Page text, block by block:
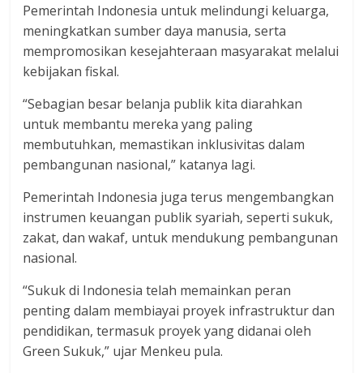
Pemerintah Indonesia untuk melindungi keluarga,
meningkatkan sumber daya manusia, serta
mempromosikan kesejahteraan masyarakat melalui
kebijakan fiskal.
“Sebagian besar belanja publik kita diarahkan
untuk membantu mereka yang paling
membutuhkan, memastikan inklusivitas dalam
pembangunan nasional,” katanya lagi.
Pemerintah Indonesia juga terus mengembangkan
instrumen keuangan publik syariah, seperti sukuk,
zakat, dan wakaf, untuk mendukung pembangunan
nasional.
“Sukuk di Indonesia telah memainkan peran
penting dalam membiayai proyek infrastruktur dan
pendidikan, termasuk proyek yang didanai oleh
Green Sukuk,” ujar Menkeu pula.